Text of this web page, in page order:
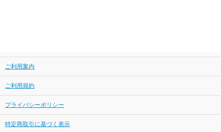
ご利用案内
ご利用規約
プライバシーポリシー
特定商取引に基づく表示